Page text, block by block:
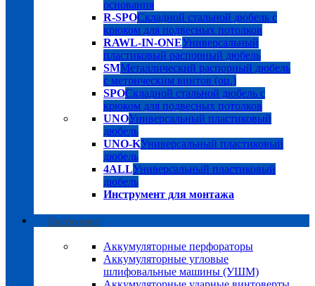
основания
R-SPOСкладной стальной дюбель с
крюком для подвесных потолков
RAWL-IN-ONEУниверсальный
пластиковый распорный дюбель
SMМеталлический распорный дюбель
с метрическим винтов (оц.)
SPOСкладной стальной дюбель с
крюком для подвесных потолков
UNOУниверсальный пластиковый
дюбель
UNO-KУниверсальный пластиковый
дюбель
4ALLУниверсальный пластиковый
дюбель
Инструмент для монтажа
Инструмент
Аккумуляторные перфораторы
Аккумуляторные угловые
шлифовальные машины (УШМ)